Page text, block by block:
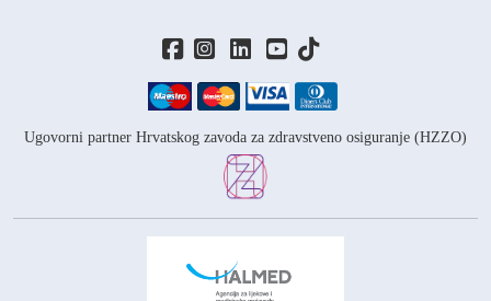
Ugovorni partner Hrvatskog zavoda za zdravstveno osiguranje (HZZO)